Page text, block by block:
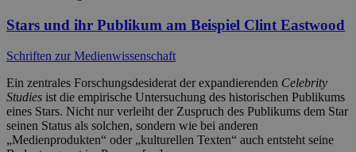
Stars und ihr Publikum am Beispiel Clint Eastwood
Schriften zur Medienwissenschaft
Ein zentrales Forschungsdesiderat der expandierenden Celebrity
Studies ist die empirische Untersuchung des historischen Publikums
eines Stars. Nicht nur verleiht der Zuspruch des Publikums dem Star
seinen Status als solchen, sondern wie bei anderen
„Medienprodukten“ oder „kulturellen Texten“ auch entsteht seine